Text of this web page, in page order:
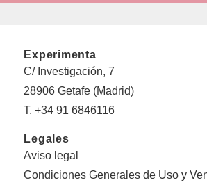
Experimenta
C/ Investigación, 7
28906 Getafe (Madrid)
T. +34 91 6846116
Legales
Aviso legal
Condiciones Generales de Uso y